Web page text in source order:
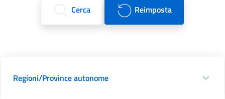
Cerca Reimposta
Regioni/Province autonome